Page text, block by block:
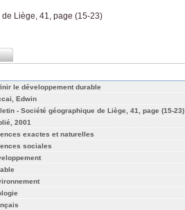
Liège, 41, page (15-23)
le développement durable
Edwin
- Société géographique de Liège, 41, page (15-23)
2001
exactes et naturelles
sociales